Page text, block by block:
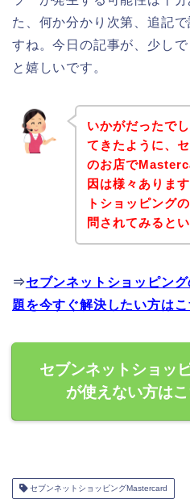
た、何か分かり次第、追記
すね。今日の記事が、少し
と嬉しいです。
いかがだったで
てきたように、
のお店で
因は様々ありま
トショッピング
問されてみると
⇒セブンネットショッピン
題を今すぐ解決したい方はこ
セブンネットショッ
が使えない方は
セブンネットショッピングMastercard